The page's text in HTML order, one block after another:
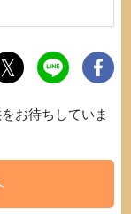
お待ちしていま